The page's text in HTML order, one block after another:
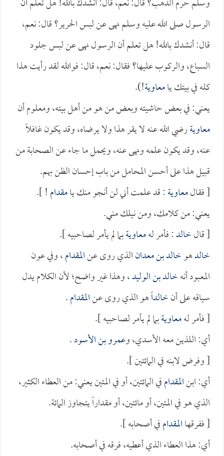
الرسول صلى الله عليه وسلم نهى عن لبس الحرير؟ قال: نعم،
قال: أنشدك بالله! هل تعلم أن الرسول نهى عن لبس جلود
السباع، والركوب عليها؟ فقال: نعم، قال: فوالله لقد رأيت هذا
كله في بيتك يامعاوية!).
يعني: في بعض حاشيته وبعض من هو من أهل بيته، ومعلوم أن
معاويةرضي الله عنه لا يقر هذا ولا يرضاه، وقد يكون غافلاً
عنه، وقد يكون علمه ونهى عنه، ويحمل ما جاء عن الصحابة من
قبيل هذا على أحسن المحامل من باب إحسان الظن بهم.
[ فقالمعاوية: قد علمت أني لن أنجو منك يامقدام! ].
يعني: من كلامك، ومن نيلك مني.
[ قالخالد: فأمر لهمعاويةبما لم يأمر لصاحبيه ].
خالدهوخالد بن معدانالذي روى عنالمقدام، وفي عون
المعبود أنهخالد بن الوليد، وهذا غير واضح؛ لأن الكلام يدل
سياقه على أنخالداًهو الذي روى عنالمقدام.
[ فأمر لهمعاويةبما لم يأمر لصاحبيه ].
أي: اللذين معه الأسدي، وعمرو بن الأسود.
[ وفرض لابنه في المائتين ].
أي: ابنالمقدامفي المائتين، أو في المئين يعني: من العطاء الكثير،
الذي هو في المئين، أو مائتين، أو مقداراً يتجاوز المائة.
[ ففرقهاالمقدامفي أصحابه ].
أي: هذا العطاء الذي أعطيه، فرقه في أصحابه.